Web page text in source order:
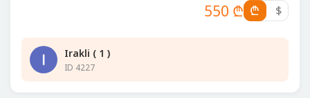
550 ₾ ₾ $
Irakli ( 1 )
ID 4227